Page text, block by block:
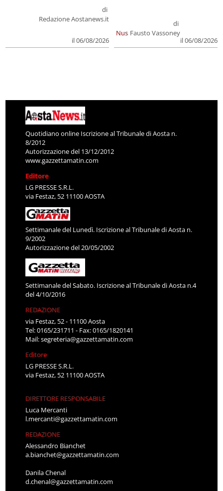
di
Redazione Aostanews.it
il 06/08/2026
Nus
di
Fausto Vassoney
il 06/08/2026
Quotidiano online Iscrizione al Tribunale di Aosta n.
8/2012
Autorizzazione del 13/12/2012
www.gazzettamatin.com
Editore
LG PRESSE S.R.L.
via Festaz, 52 11100 AOSTA
Settimanale del Lunedì. Iscrizione al Tribunale di Aosta n.
9/2002
Autorizzazione del 20/05/2002
Settimanale del Sabato. Iscrizione al Tribunale di Aosta n.4
del 4/10/2016
REDAZIONE
via Festaz, 52 - 11100 Aosta
Tel: 0165/231711 - Fax: 0165/1820141
Mail:segreteria@gazzettamatin.com
Editore
LG PRESSE S.R.L.
via Festaz, 52 11100 AOSTA
DIRETTORE RESPONSABILE
Luca Mercanti
l.mercanti@gazzettamatin.com
REDAZIONE
Alessandro Bianchet
a.bianchet@gazzettamatin.com
Danila Chenal
d.chenal@gazzettamatin.com